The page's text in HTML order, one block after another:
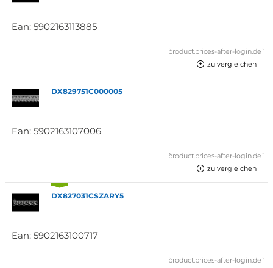
Ean: 5902163113885
`product.prices-after-login.de`
zu vergleichen
DX829751C000005
Ean: 5902163107006
`product.prices-after-login.de`
zu vergleichen
DX827031CSZARY5
Ean: 5902163100717
`product.prices-after-login.de`